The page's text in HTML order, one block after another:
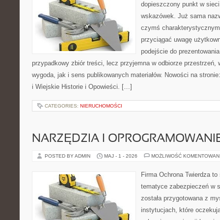
dopieszczony punkt w
wskazówek. Już sama
czymś
przyciągać uwagę
podejście do
przypadkowy zbiór treści, lecz przyjemna w odbiorze przestrzeń,
wygoda, jak i sens publikowanych materiałów. Nowości na
i Wiejskie Historie i Opowieści. […]
CATEGORIES: NIERUCHOMOŚCI
NARZĘDZIA I
POSTED BY ADMIN MAJ - 1 - 2026 MOŻLIWOŚĆ
Firma Ochrona Twierdza
tematyce zabezpieczeń w
została przygotowana z
instytucjach, które